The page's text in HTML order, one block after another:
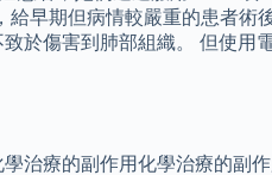
早期但病情較嚴重的患者
於傷害到肺部組織。 但使
治療的副作用化學治療的副